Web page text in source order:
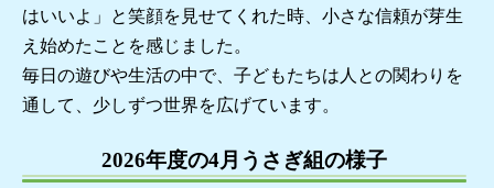
はいいよ」と笑顔を見せてくれた時、小さな信頼が芽生
え始めたことを感じました。
毎日の遊びや生活の中で、子どもたちは人との関わりを
通して、少しずつ世界を広げています。
2026年度の4月うさぎ組の様子